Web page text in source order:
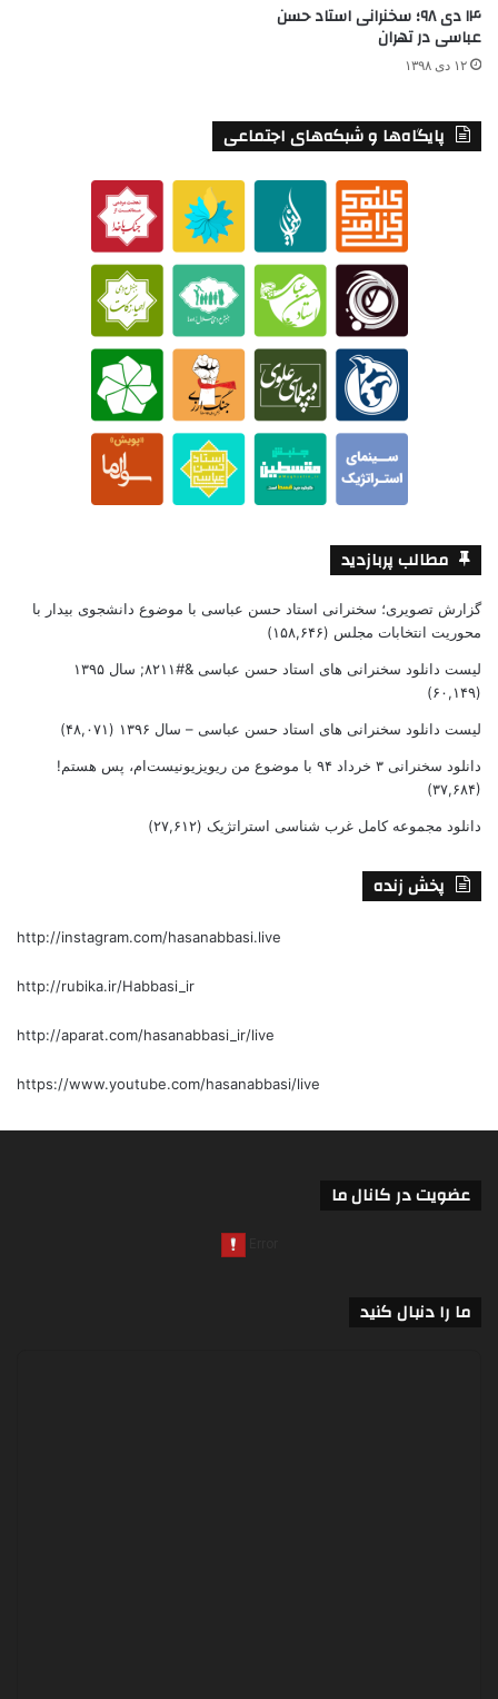
۱۴ دی ۹۸؛ سخنرانی استاد حسن
عباسی در تهران
۱۲ دی ۱۳۹۸
پایگاه‌ها و شبکه‌های اجتماعی
مطالب پربازدید
گزارش تصویری؛ سخنرانی استاد حسن عباسی با موضوع دانشجوی بیدار با
محوریت انتخابات مجلس (۱۵۸,۶۴۶)
لیست دانلود سخنرانی های استاد حسن عباسی &#۸۲۱۱; سال ۱۳۹۵
(۶۰,۱۴۹)
لیست دانلود سخنرانی های استاد حسن عباسی – سال ۱۳۹۶ (۴۸,۰۷۱)
دانلود سخنرانی ۳ خرداد ۹۴ با موضوع من ریویزیونیست‌ام، پس هستم!
(۳۷,۶۸۴)
دانلود مجموعه کامل غرب شناسی استراتژیک (۲۷,۶۱۲)
پخش زنده
http://instagram.com/hasanabbasi.live
http://rubika.ir/Habbasi_ir
http://aparat.com/hasanabbasi_ir/live
https://www.youtube.com/hasanabbasi/live
عضویت در کانال ما
ما را دنبال کنید